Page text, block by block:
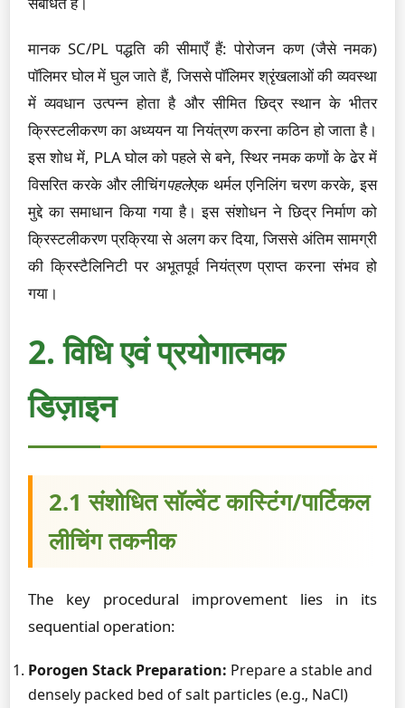
मानक SC/PL पद्धति की सीमाएँ हैं: पोरोजन कण (जैसे नमक)
पॉलिमर घोल में घुल जाते हैं, जिससे पॉलिमर श्रृंखलाओं की व्यवस्था
में व्यवधान उत्पन्न होता है और सीमित छिद्र स्थान के भीतर
क्रिस्टलीकरण का अध्ययन या नियंत्रण करना कठिन हो जाता है।
इस शोध में, PLA घोल को पहले से बने, स्थिर नमक कणों के ढेर में
विसरित करके और लीचिंगपहलेएक थर्मल एनिलिंग चरण करके, इस
मुद्दे का समाधान किया गया है। इस संशोधन ने छिद्र निर्माण को
क्रिस्टलीकरण प्रक्रिया से अलग कर दिया, जिससे अंतिम सामग्री
की क्रिस्टैलिनिटी पर अभूतपूर्व नियंत्रण प्राप्त करना संभव हो
गया।
2. विधि एवं प्रयोगात्मक
डिज़ाइन
2.1 संशोधित सॉल्वेंट कास्टिंग/पार्टिकल
लीचिंग तकनीक
The key procedural improvement lies in its
sequential operation:
Porogen Stack Preparation: Prepare a stable and
densely packed bed of salt particles (e.g., NaCl)